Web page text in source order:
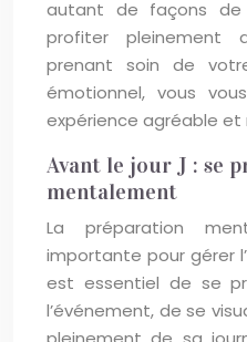
autant de façons
profiter pleinement
prenant soin de
émotionnel, vous
expérience agréable et
Avant le jour J : se
mentalement
La préparation
importante pour gérer
est essentiel de se
l’événement, de se